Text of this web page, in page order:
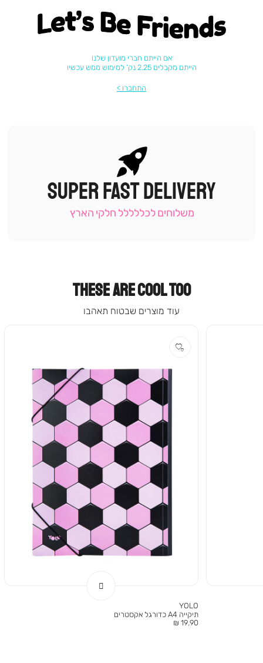
Let's be friends
אם הייתם חברי מועדון שלנו
הייתם מקבלים 2.25 נק' למימוש ממש עכשיו
התחברו
|
תומכי
-
SUPER FAST DELIVERY
משלוחים לכללללל חלקי הארץ
THESE ARE COOL TOO
עוד מוצרים שבטוח תאהבו
YOLO
תיקייה A4 כדורגל אקסטרים
מחיר
19.90 ₪